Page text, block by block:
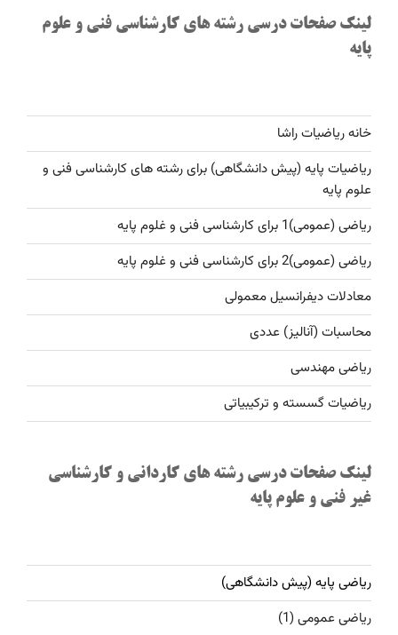
لینک صفحات درسی رشته های کارشناسی فنی و علوم
پایه
خانه ریاضیات راشا
ریاضیات پایه (پیش دانشگاهی) برای رشته های کارشناسی فنی و
علوم پایه
ریاضی (عمومی)1 برای کارشناسی فنی و غلوم پایه
ریاضی (عمومی)2 برای کارشناسی فنی و غلوم پایه
معادلات دیفرانسیل معمولی
محاسبات (آنالیز) عددی
ریاضی مهندسی
ریاضیات گسسته و ترکیبیاتی
لینک صفحات درسی رشته های کاردانی و کارشناسی
غیر فنی و علوم پایه
ریاضی پایه (پیش دانشگاهی)
ریاضی عمومی (1)